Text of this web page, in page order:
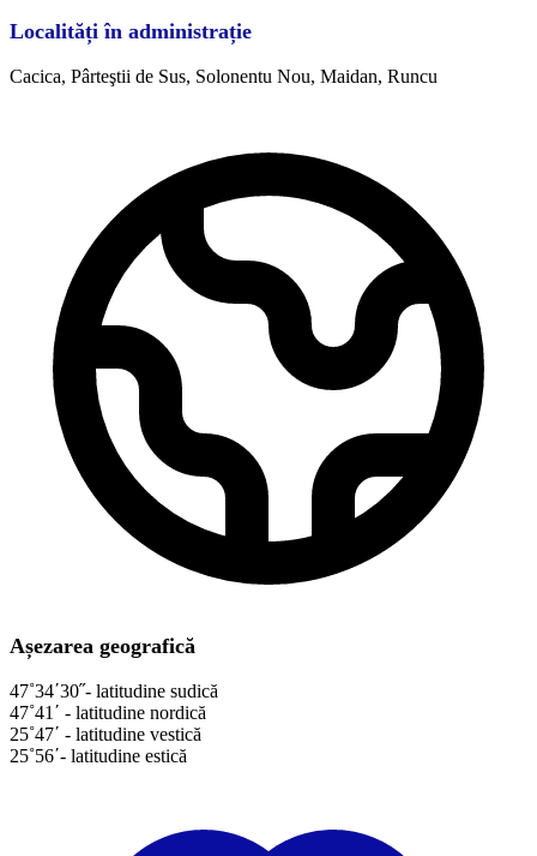
Localități în administrație
Cacica, Pârteştii de Sus, Solonentu Nou, Maidan, Runcu
Așezarea geografică
47˚34΄30˝- latitudine sudică
47˚41΄ - latitudine nordică
25˚47΄ - latitudine vestică
25˚56΄- latitudine estică